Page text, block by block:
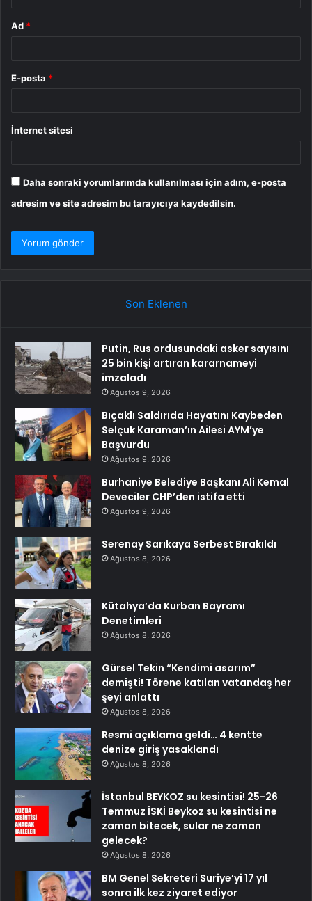
Ad *
E-posta *
İnternet sitesi
Daha sonraki yorumlarımda kullanılması için adım, e-posta
adresim ve site adresim bu tarayıcıya kaydedilsin.
Son Eklenen
Putin, Rus ordusundaki asker sayısını
25 bin kişi artıran kararnameyi
imzaladı
Ağustos 9, 2026
Bıçaklı Saldırıda Hayatını Kaybeden
Selçuk Karaman’ın Ailesi AYM’ye
Başvurdu
Ağustos 9, 2026
Burhaniye Belediye Başkanı Ali Kemal
Deveciler CHP’den istifa etti
Ağustos 9, 2026
Serenay Sarıkaya Serbest Bırakıldı
Ağustos 8, 2026
Kütahya’da Kurban Bayramı
Denetimleri
Ağustos 8, 2026
Gürsel Tekin “Kendimi asarım”
demişti! Törene katılan vatandaş her
şeyi anlattı
Ağustos 8, 2026
Resmi açıklama geldi… 4 kentte
denize giriş yasaklandı
Ağustos 8, 2026
İstanbul BEYKOZ su kesintisi! 25-26
Temmuz İSKİ Beykoz su kesintisi ne
zaman bitecek, sular ne zaman
gelecek?
Ağustos 8, 2026
BM Genel Sekreteri Suriye’yi 17 yıl
sonra ilk kez ziyaret ediyor